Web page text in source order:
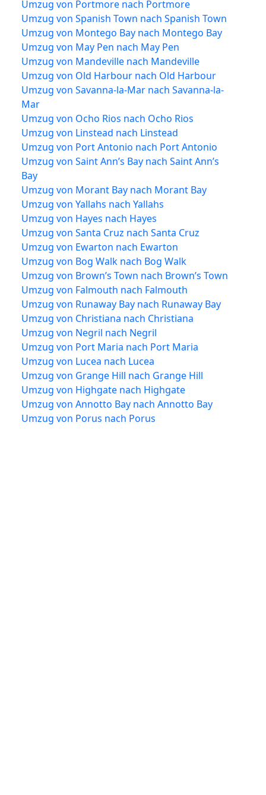
Umzug von Portmore nach Portmore
Umzug von Spanish Town nach Spanish Town
Umzug von Montego Bay nach Montego Bay
Umzug von May Pen nach May Pen
Umzug von Mandeville nach Mandeville
Umzug von Old Harbour nach Old Harbour
Umzug von Savanna-la-Mar nach Savanna-la-
Mar
Umzug von Ocho Rios nach Ocho Rios
Umzug von Linstead nach Linstead
Umzug von Port Antonio nach Port Antonio
Umzug von Saint Ann’s Bay nach Saint Ann’s
Bay
Umzug von Morant Bay nach Morant Bay
Umzug von Yallahs nach Yallahs
Umzug von Hayes nach Hayes
Umzug von Santa Cruz nach Santa Cruz
Umzug von Ewarton nach Ewarton
Umzug von Bog Walk nach Bog Walk
Umzug von Brown’s Town nach Brown’s Town
Umzug von Falmouth nach Falmouth
Umzug von Runaway Bay nach Runaway Bay
Umzug von Christiana nach Christiana
Umzug von Negril nach Negril
Umzug von Port Maria nach Port Maria
Umzug von Lucea nach Lucea
Umzug von Grange Hill nach Grange Hill
Umzug von Highgate nach Highgate
Umzug von Annotto Bay nach Annotto Bay
Umzug von Porus nach Porus